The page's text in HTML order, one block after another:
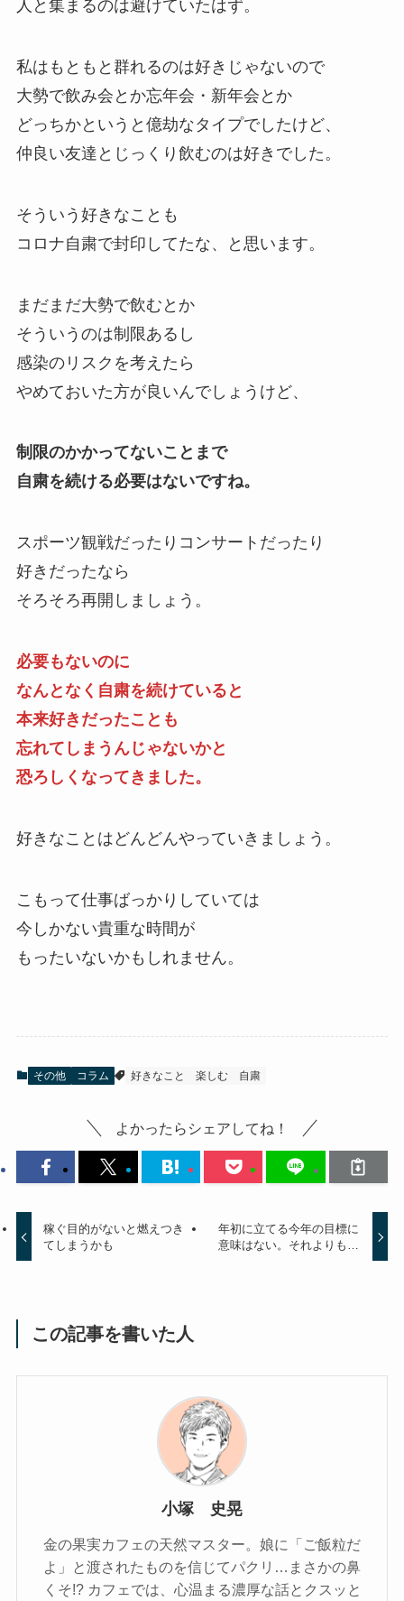
人と集まるのは避けていたはず。
私はもともと群れるのは好きじゃないので
大勢で飲み会とか忘年会・新年会とか
どっちかというと億劫なタイプでしたけど、
仲良い友達とじっくり飲むのは好きでした。
そういう好きなことも
コロナ自粛で封印してたな、と思います。
まだまだ大勢で飲むとか
そういうのは制限あるし
感染のリスクを考えたら
やめておいた方が良いんでしょうけど、
制限のかかってないことまで
自粛を続ける必要はないですね。
スポーツ観戦だったりコンサートだったり
好きだったなら
そろそろ再開しましょう。
必要もないのに
なんとなく自粛を続けていると
本来好きだったことも
忘れてしまうんじゃないかと
恐ろしくなってきました。
好きなことはどんどんやっていきましょう。
こもって仕事ばっかりしていては
今しかない貴重な時間が
もったいないかもしれません。
その他 コラム 好きなこと 楽しむ 自粛
よかったらシェアしてね！
稼ぐ目的がないと燃えつき
てしまうかも
年初に立てる今年の目標に
意味はない。それよりも…
この記事を書いた人
小塚 史晃
金の果実カフェの天然マスター。娘に「ご飯粒だ
よ」と渡されたものを信じてパクリ…まさかの鼻
くそ!? カフェでは、心温まる濃厚な話とクスッと